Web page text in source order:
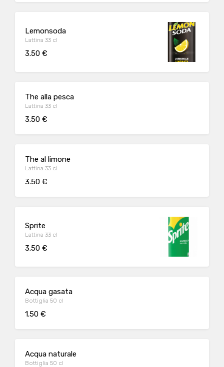
Lemonsoda
Lattina 33 cl
3.50 €
The alla pesca
Lattina 33 cl
3.50 €
The al limone
Lattina 33 cl
3.50 €
Sprite
Lattina 33 cl
3.50 €
Acqua gasata
Bottiglia 50 cl
1.50 €
Acqua naturale
Bottiglia 50 cl